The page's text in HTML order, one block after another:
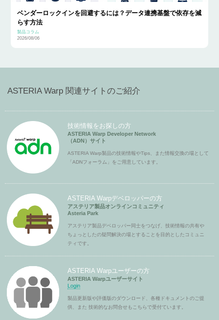
ベンダーロックインを回避するには？データ連携基盤で依存を減
らす方法
製品コラム
2026/08/06
ASTERIA Warp 関連サイトのご紹介
技術情報をお探しの方
ASTERIA Warp Developer Network
（ADN）サイト
ASTERIA Warp製品の技術情報やTips、また情報交換の場として
「ADNフォーラム」をご用意しています。
ASTERIA Warpデベロッパーの方
アステリア製品オンラインコミュニティ
Asteria Park
アステリア製品デベロッパー同士をつなげ、技術情報の共有や
ちょっとしたの疑問解決の場とすることを目的としたコミュニ
ティです。
ASTERIA Warpユーザーの方
ASTERIA Warpユーザーサイト
Login
製品更新版や評価版のダウンロード、各種ドキュメントのご提
供、また 技術的なお問合せもこちらで受付ています。